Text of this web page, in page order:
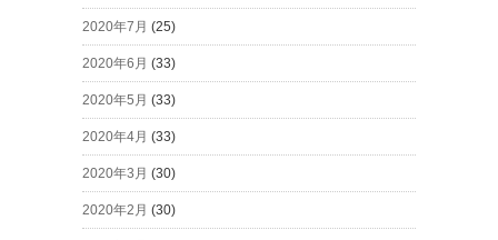
2020年7月 (25)
2020年6月 (33)
2020年5月 (33)
2020年4月 (33)
2020年3月 (30)
2020年2月 (30)